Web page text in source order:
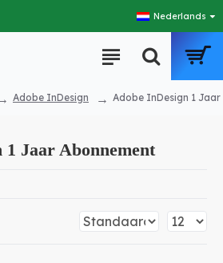
Nederlands
Adobe InDesign Adobe InDesign 1
1 Jaar Abonnement